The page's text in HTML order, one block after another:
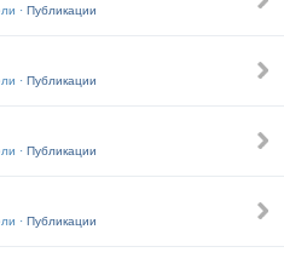
· Публикации
· Публикации
· Публикации
· Публикации